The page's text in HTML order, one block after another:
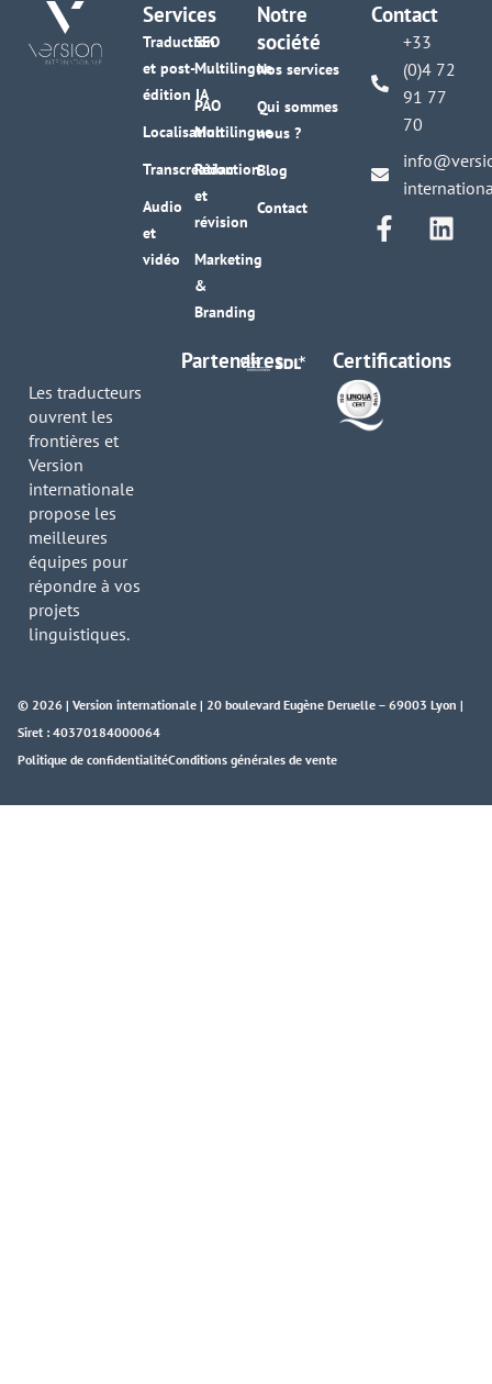
Services
Traduction
et post-
édition IA
Localisation
Transcréation
Audio
et
vidéo
SEO
Multilingue
PAO
Multilingue
Rédaction
et
révision
Marketing
&
Branding
Notre
société
Nos services
Qui sommes
nous ?
Blog
Contact
Contact
+33
(0)4 72
91 77
70
Les traducteurs
ouvrent les
frontières et
Version
internationale
propose les
meilleures
équipes pour
répondre à vos
projets
linguistiques.
Partenaires Certifications
© 2026 | Version internationale | 20 boulevard Eugène Deruelle – 69003 Lyon |
Siret : 40370184000064
Politique de confidentialitéConditions générales de vente